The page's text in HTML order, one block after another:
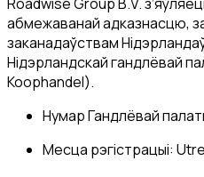
абмежаванай адказнасцю,
заканадаўствам
Нідэрландскай гандлёвай
Koophandel).
Нумар Гандлёвай
Месца рэгістрацыі: